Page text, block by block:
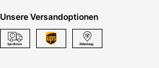
Unsere Versandoptionen